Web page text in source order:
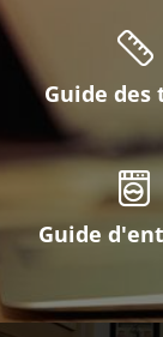
Guide des
Guide